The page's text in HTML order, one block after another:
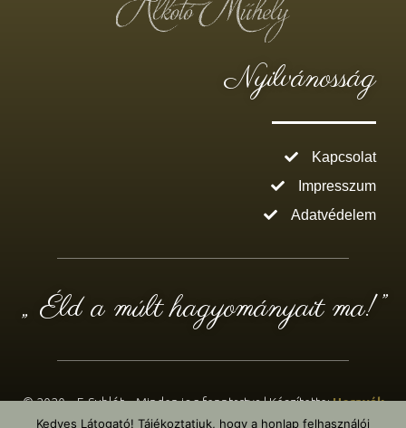
Nyilvánosság
Kapcsolat
Impresszum
Adatvédelem
„ Éld a múlt hagyományait ma!”
© 2020 – E-Sublót – Minden jog fenntartva | Készítette:Hernyák
Gábor e.v.– Design: WordPress & Elementor Pro
Kedves Látogató! Tájékoztatjuk, hogy a honlap felhasználói